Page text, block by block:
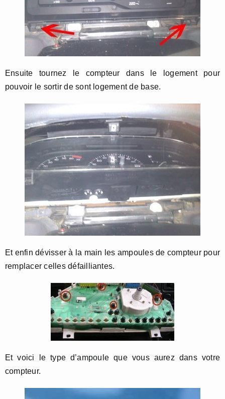
Ensuite tournez le compteur dans le logement pour
pouvoir le sortir de sont logement de base.
Et enfin dévisser à la main les ampoules de compteur pour
remplacer celles défailliantes.
Et voici le type d’ampoule que vous aurez dans votre
compteur.